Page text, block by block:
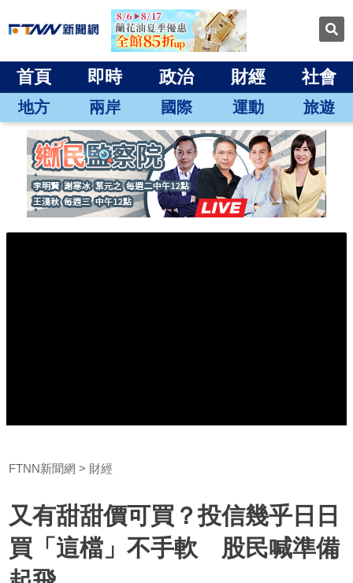
首頁 即時 政治 財經 社會
地方 兩岸 國際 運動 旅遊
FTNN新聞網 財經
又有甜甜價可買？投信幾乎日日
買「這檔」不手軟 股民喊準備